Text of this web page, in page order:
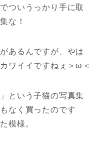
ついうっかり手に取
な！
あるんですが、やは
ワイイですねぇ＞ω＜
」という子猫の写真集
なく買ったのです
模様。